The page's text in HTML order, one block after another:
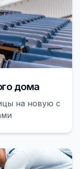
дома
на новую с